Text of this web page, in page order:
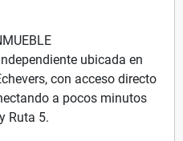
ubicada en
con acceso directo
a pocos minutos
Ruta 5.